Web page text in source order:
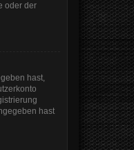
oder der
hast,
hast